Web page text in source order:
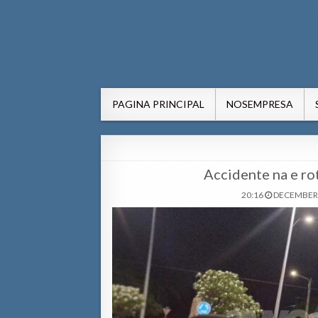
PAGINA PRINCIPAL NOSEMPRESA
Accidente na e
20:16